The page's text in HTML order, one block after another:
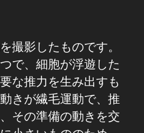
撮影したものです。
で、細胞が浮遊した
な推力を生み出すも
きが繊毛運動で、推
その準備の動きを交